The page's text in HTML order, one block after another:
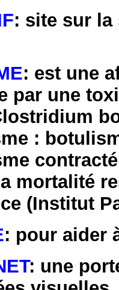
: site sur
: est une
par une
:
mortalité
(Institut
: pour aider
: une